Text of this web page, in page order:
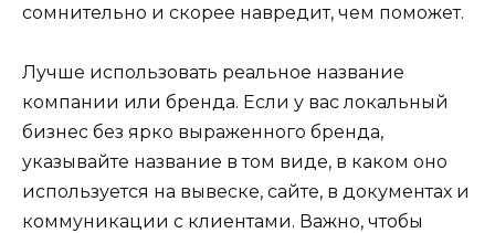
сомнительно и скорее навредит, чем поможет.
Лучше использовать реальное название
компании или бренда. Если у вас локальный
бизнес без ярко выраженного бренда,
указывайте название в том виде, в каком оно
используется на вывеске, сайте, в документах и
коммуникации с клиентами. Важно, чтобы